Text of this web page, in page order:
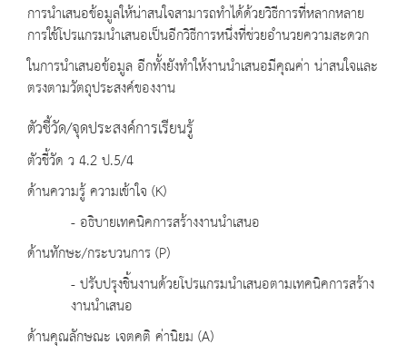
การนำเสนอข้อมูลให้น่าสนใจสามารถทำได้ด้วยวิธีการที่หลากหลาย
การใช้โปรแกรมนำเสนอเป็นอีกวิธีการหนึ่งที่ช่วยอำนวยความสะดวก
ในการนำเสนอข้อมูล อีกทั้งยังทำให้งานนำเสนอมีคุณค่า น่าสนใจและ
ตรงตามวัตถุประสงค์ของงาน
ตัวชี้วัด/จุดประสงค์การเรียนรู้
ตัวชี้วัด ว 4.2 ป.5/4
ด้านความรู้ ความเข้าใจ (K)
- อธิบายเทคนิคการสร้างงานนำเสนอ
ด้านทักษะ/กระบวนการ (P)
- ปรับปรุงชิ้นงานด้วยโปรแกรมนำเสนอตามเทคนิคการสร้าง
งานนำเสนอ
ด้านคุณลักษณะ เจตคติ ค่านิยม (A)